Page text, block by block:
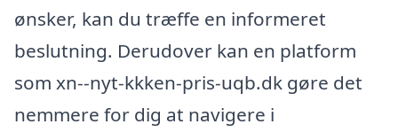
ønsker, kan du træffe en informeret
beslutning. Derudover kan en platform
som xn--nyt-kkken-pris-uqb.dk gøre det
nemmere for dig at navigere i